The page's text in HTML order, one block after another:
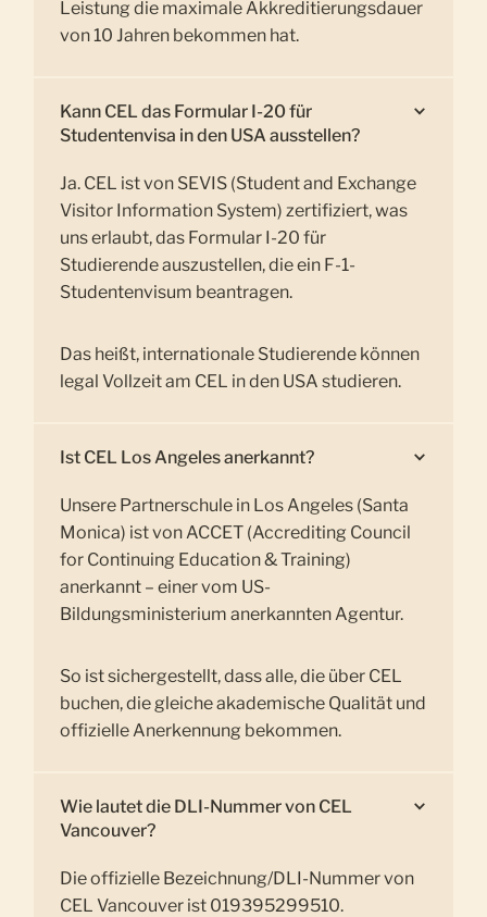
Leistung die maximale Akkreditierungsdauer
von 10 Jahren bekommen hat.
Kann CEL das Formular I-20 für
Studentenvisa in den USA ausstellen?
Ja. CEL ist von SEVIS (Student and Exchange
Visitor Information System) zertifiziert, was
uns erlaubt, das Formular I-20 für
Studierende auszustellen, die ein F-1-
Studentenvisum beantragen.
Das heißt, internationale Studierende können
legal Vollzeit am CEL in den USA studieren.
Ist CEL Los Angeles anerkannt?
Unsere Partnerschule in Los Angeles (Santa
Monica) ist von ACCET (Accrediting Council
for Continuing Education & Training)
anerkannt – einer vom US-
Bildungsministerium anerkannten Agentur.
So ist sichergestellt, dass alle, die über CEL
buchen, die gleiche akademische Qualität und
offizielle Anerkennung bekommen.
Wie lautet die DLI-Nummer von CEL
Vancouver?
Die offizielle Bezeichnung/DLI-Nummer von
CEL Vancouver ist 019395299510.